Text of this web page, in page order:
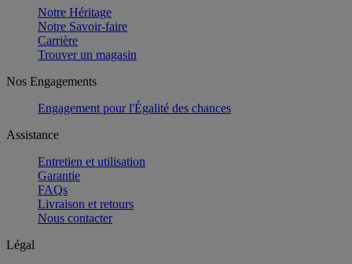
Notre Héritage
Notre Savoir-faire
Carrière
Trouver un magasin
Nos Engagements
Engagement pour l'Égalité des chances
Assistance
Entretien et utilisation
Garantie
FAQs
Livraison et retours
Nous contacter
Légal